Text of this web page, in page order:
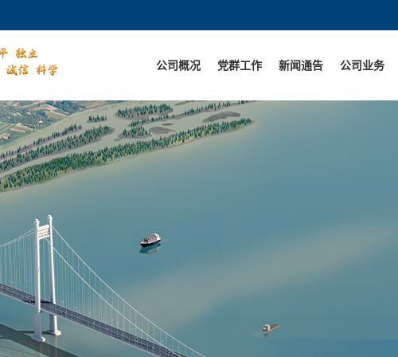
公司概况 党群工作 新闻通告 公司业务